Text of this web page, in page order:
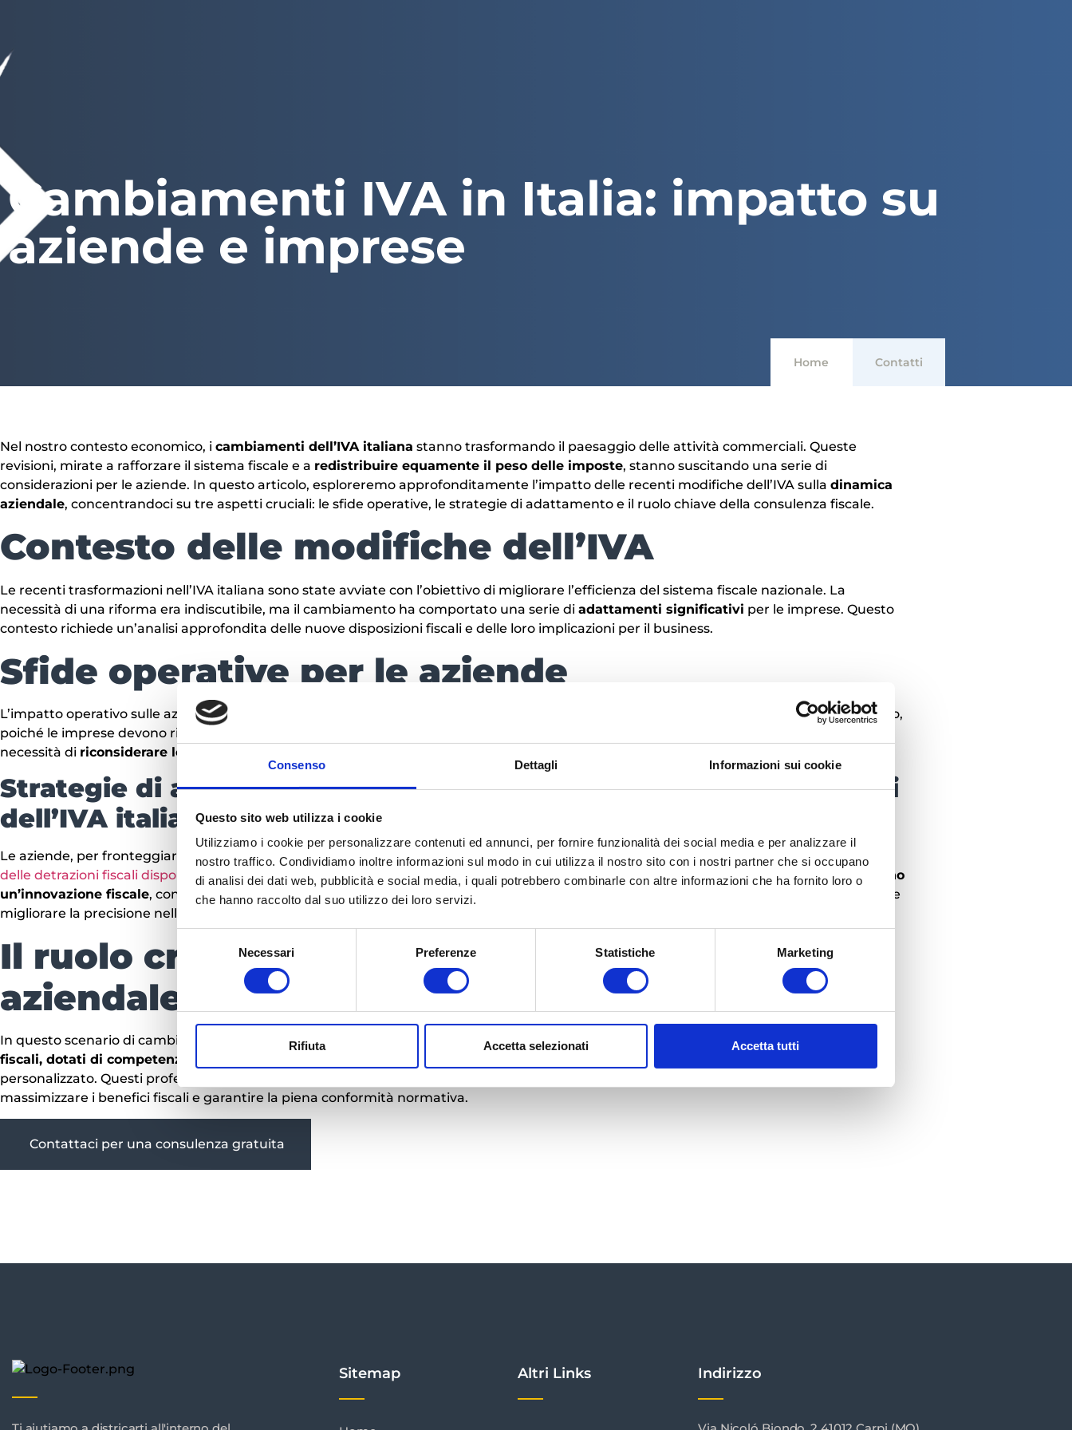
Consenso Dettagli Informazioni sui cookie
Questo sito web utilizza i cookie
Utilizziamo i cookie per personalizzare contenuti ed annunci, per fornire funzionalità dei social media e per analizzare il
nostro traffico. Condividiamo inoltre informazioni sul modo in cui utilizza il nostro sito con i nostri partner che si occupano
di analisi dei dati web, pubblicità e social media, i quali potrebbero combinarle con altre informazioni che ha fornito loro o
che hanno raccolto dal suo utilizzo dei loro servizi.
del
Necessari Preferenze Statistiche Marketing
Rifiuta Accetta selezionati Accetta tutti
Cambiamenti IVA in Italia: impatto su
aziende e imprese
Home Contatti
Nel nostro contesto economico, i cambiamenti dell’IVA italiana stanno trasformando il paesaggio delle attività commerciali. Queste
revisioni, mirate a rafforzare il sistema fiscale e a redistribuire equamente il peso delle imposte, stanno suscitando una serie di
considerazioni per le aziende. In questo articolo, esploreremo approfonditamente l’impatto delle recenti modifiche dell’IVA sulla dinamica
aziendale, concentrandoci su tre aspetti cruciali: le sfide operative, le strategie di adattamento e il ruolo chiave della consulenza fiscale.
Contesto delle modifiche dell’IVA
Le recenti trasformazioni nell’IVA italiana sono state avviate con l’obiettivo di migliorare l’efficienza del sistema fiscale nazionale. La
necessità di una riforma era indiscutibile, ma il cambiamento ha comportato una serie di adattamenti significativi per le imprese. Questo
contesto richiede un’analisi approfondita delle nuove disposizioni fiscali e delle loro implicazioni per il business.
Sfide operative per le aziende
L’impatto operativo sulle aziende è evidente nei processi quotidiani. L’adeguamento alle nuove normative richiede un approccio strategico,
poiché le imprese devono rivedere le loro pratiche contabili e i modelli di pricing. L’innalzamento dei costi fiscali impone alle aziende la
necessità di riconsiderare le proprie strategie finanziarie,
Strategie di adattamento e innovazione fiscale vs. i cambiamenti
dell’IVA italiana
Le aziende, per fronteggiare le nuove sfide, stanno sviluppando strategie di adattamento innovative. Queste includono l’ottimizzazione
delle detrazioni fiscali disponibili e la revisione approfondita delle catene di approvvigionamento. I cambiamenti dell’IVA italiana impongono
un’innovazione fiscale, con aziende che investono in soluzioni tecnologiche avanzate per semplificare la gestione della conformità fiscale e
migliorare la precisione nelle dichiarazioni.
Il ruolo cruciale della consulenza fiscale
aziendale
In questo scenario di cambiamenti fiscali complessi, emerge come un alleato essenziale per le aziende. I
fiscali, dotati di competenze specializzate
personalizzato. Questi professionisti non solo assistono nell’interpretazione delle normative, ma propongono soluzioni su misura per
massimizzare i benefici fiscali e garantire la piena conformità normativa.
Contattaci per una consulenza gratuita
Sitemap Altri Links Indirizzo